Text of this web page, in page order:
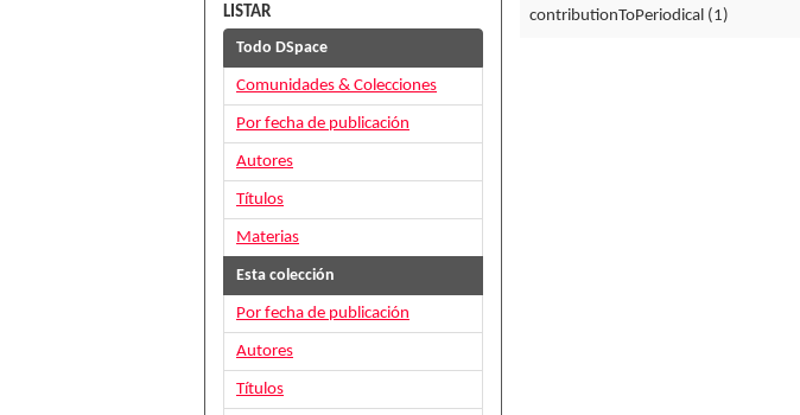
contributionToPeriodical (1)
LISTAR
Todo DSpace
Comunidades & Colecciones
Por fecha de publicación
Autores
Títulos
Materias
Esta colección
Por fecha de publicación
Autores
Títulos